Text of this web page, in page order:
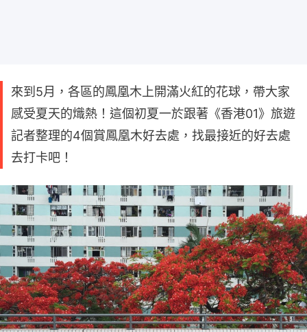
來到5月，各區的鳳凰木上開滿火紅的花球，帶大家
感受夏天的熾熱！這個初夏一於跟著《香港01》旅遊
記者整理的4個賞鳳凰木好去處，找最接近的好去處
去打卡吧！